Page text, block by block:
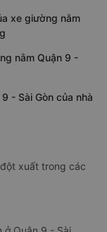
xe giường nằm
nằm Quận 9 -
- Sài Gòn của nhà
xuất trong các